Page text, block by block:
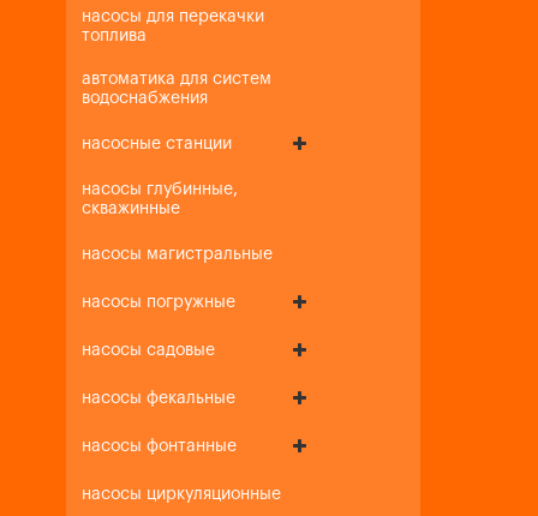
насосы для перекачки
топлива
автоматика для систем
водоснабжения
насосные станции
насосы глубинные,
скважинные
насосы магистральные
насосы погружные
насосы садовые
насосы фекальные
насосы фонтанные
насосы циркуляционные